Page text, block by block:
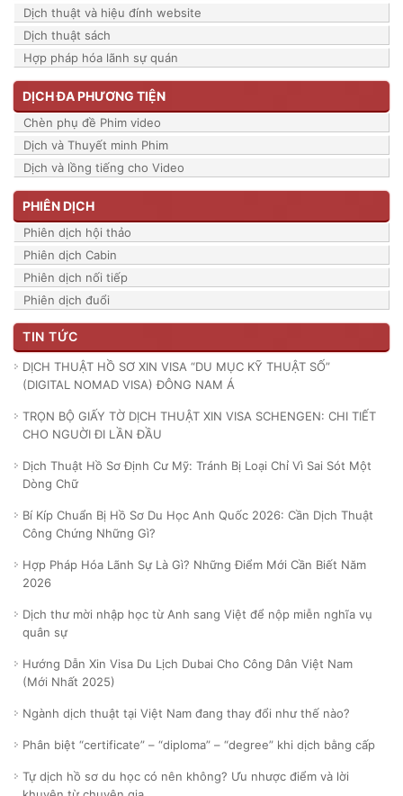
Dịch thuật và hiệu đính website
Dịch thuật sách
Hợp pháp hóa lãnh sự quán
DỊCH ĐA PHƯƠNG TIỆN
Chèn phụ đề Phim video
Dịch và Thuyết minh Phim
Dịch và lồng tiếng cho Video
PHIÊN DỊCH
Phiên dịch hội thảo
Phiên dịch Cabin
Phiên dịch nối tiếp
Phiên dịch đuổi
TIN TỨC
DỊCH THUẬT HỒ SƠ XIN VISA “DU MỤC KỸ THUẬT SỐ”
(DIGITAL NOMAD VISA) ĐÔNG NAM Á
TRỌN BỘ GIẤY TỜ DỊCH THUẬT XIN VISA SCHENGEN: CHI TIẾT
CHO NGUỜI ĐI LẦN ĐẦU
Dịch Thuật Hồ Sơ Định Cư Mỹ: Tránh Bị Loại Chỉ Vì Sai Sót Một
Dòng Chữ
Bí Kíp Chuẩn Bị Hồ Sơ Du Học Anh Quốc 2026: Cần Dịch Thuật
Công Chứng Những Gì?
Hợp Pháp Hóa Lãnh Sự Là Gì? Những Điểm Mới Cần Biết Năm
2026
Dịch thư mời nhập học từ Anh sang Việt để nộp miễn nghĩa vụ
quân sự
Hướng Dẫn Xin Visa Du Lịch Dubai Cho Công Dân Việt Nam
(Mới Nhất 2025)
Ngành dịch thuật tại Việt Nam đang thay đổi như thế nào?
Phân biệt “certificate” – “diploma” – “degree” khi dịch bằng cấp
Tự dịch hồ sơ du học có nên không? Ưu nhược điểm và lời